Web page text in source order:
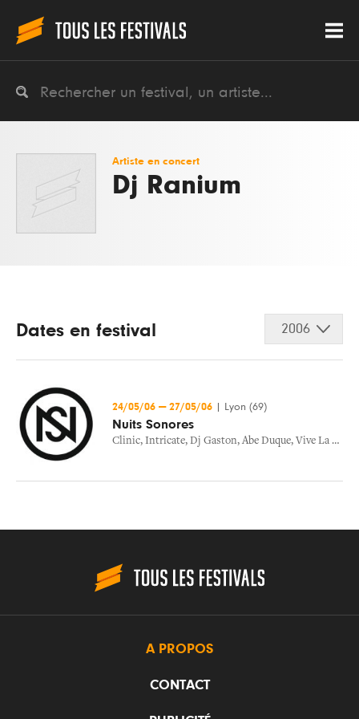
Artiste en concert
Dj Ranium
Dates en festival 2006
24/05/06 — 27/05/06 Lyon (69)
Nuits Sonores
Clinic, Intricate, Dj Gaston, Abe Duque, Vive La Fete
A PROPOS
CONTACT